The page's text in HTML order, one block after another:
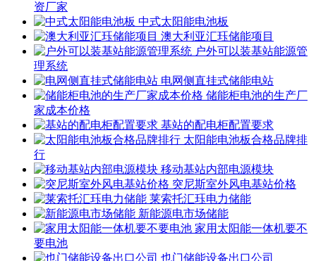
资厂家
中式太阳能电池板
澳大利亚汇珏储能项目
户外可以装基站能源管
理系统
电网侧直挂式储能电站
储能柜电池的生产厂
家成本价格
基站的配电柜配置要求
太阳能电池板合格品牌排
行
移动基站内部电源模块
突尼斯室外风电基站价格
莱索托汇珏电力储能
新能源电市场储能
家用太阳能一体机要不
要电池
也门储能设备出口公司